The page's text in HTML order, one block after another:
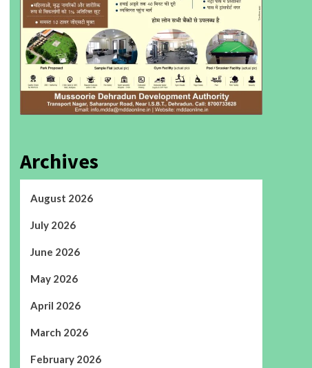
Archives
August 2026
July 2026
June 2026
May 2026
April 2026
March 2026
February 2026